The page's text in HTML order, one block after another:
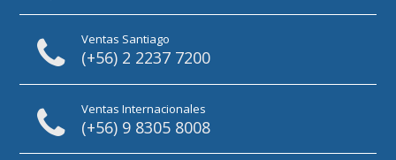
Ventas Santiago
(+56) 2 2237 7200
Ventas Internacionales
(+56) 9 8305 8008